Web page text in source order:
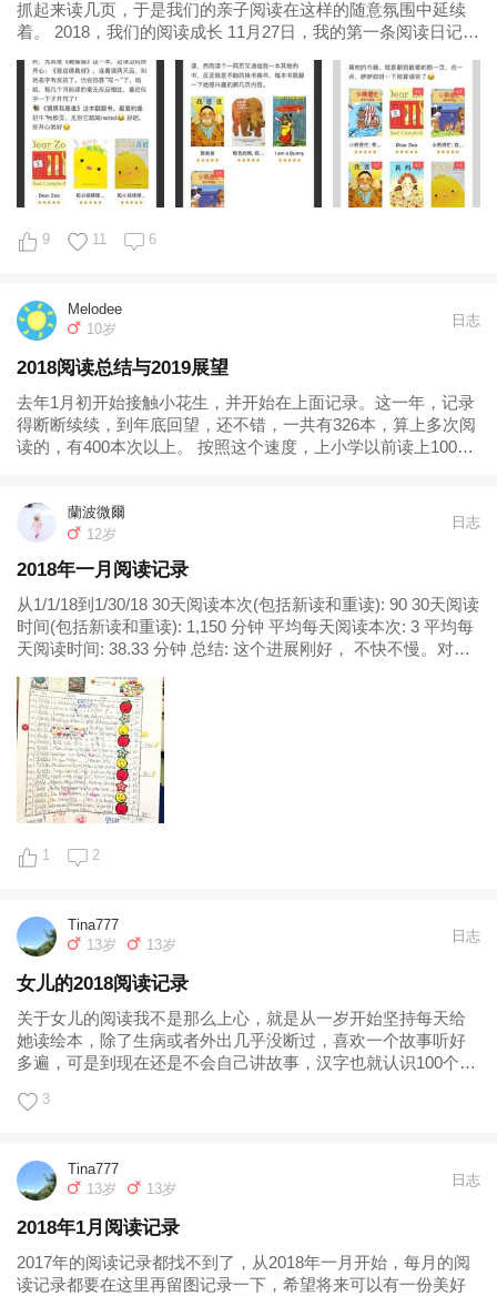
抓起来读几页，于是我们的亲子阅读在这样的随意氛围中延续
着。 2018，我们的阅读成长 11月27日，我的第一条阅读日记。
录我们的亲子阅读时光，现在回看，依然会嘴角上扬...
9 11 6
Melodee
10岁
日志
2018阅读总结与2019展望
去年1月初开始接触小花生，并开始在上面记录。这一年，记录
得断断续续，到年底回望，还不错，一共有326本，算上多次阅
读的，有400本次以上。 按照这个速度，上小学以前读上1000
的让我...蘭波微爾
12岁
日志
2018年一月阅读记录
从1/1/18到1/30/18 30天阅读本次(包括新读和重读): 90 30天阅读
时间(包括新读和重读): 1,150 分钟 平均每天阅读本次: 3 平均每
天阅读时间: 38.33 分钟 总结: 这个进展刚好， 不快不慢。对学
1 2
Tina777
13岁
13岁
日志
女儿的2018阅读记录
关于女儿的阅读我不是那么上心，就是从一岁开始坚持每天给
她读绘本，除了生病或者外出几乎没断过，喜欢一个故事听好
多遍，可是到现在还是不会自己讲故事，汉字也就认识100个左
长大，有些事情必须踏踏实实做起来。所以2018年得好好规划
3
Tina777
13岁
13岁
日志
2018年1月阅读记录
2017年的阅读记录都找不到了，从2018年一月开始，每月的阅
读记录都要在这里再留图记录一下，希望将来可以有一份美好